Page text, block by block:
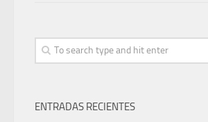
ENTRADAS RECIENTES